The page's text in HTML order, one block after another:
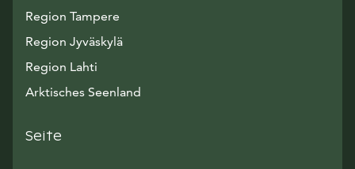
Region Tampere
Region Jyväskylä
Region Lahti
Arktisches Seenland
Seite